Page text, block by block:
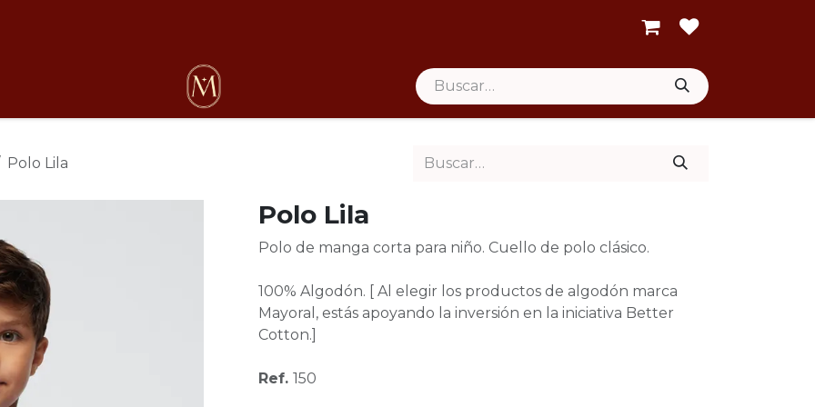
Polo Lila
Polo Lila
Polo de manga corta para niño. Cuello de polo clásico.
100% Algodón. [ Al elegir los productos de algodón marca
Mayoral, estás apoyando la inversión en la iniciativa Better
Cotton.]
Ref. 150